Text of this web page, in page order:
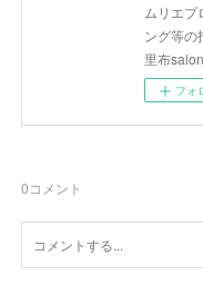
ムリエ
ング等の
里布
フォ
0コメント